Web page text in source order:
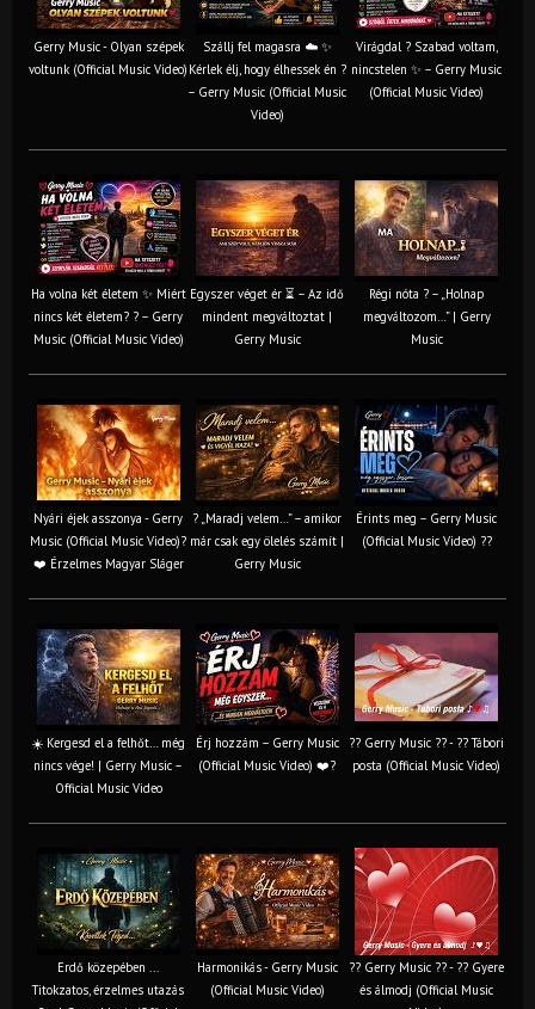
Gerry Music - Olyan szépek
voltunk (Official Music Video)
Szállj fel magasra ☁️ ✨
Kérlek élj, hogy élhessek én ?
– Gerry Music (Official Music
Video)
Virágdal ? Szabad voltam,
nincstelen ✨ – Gerry Music
(Official Music Video)
Ha volna két életem ✨ Miért
nincs két életem? ? – Gerry
Music (Official Music Video)
Egyszer véget ér ⏳ – Az idő
mindent megváltoztat |
Gerry Music
Régi nóta ? – „Holnap
megváltozom…” | Gerry
Music
Nyári éjek asszonya - Gerry
Music (Official Music Video)?
❤️ Érzelmes Magyar Sláger
? „Maradj velem…” – amikor
már csak egy ölelés számít |
Gerry Music
Érints meg – Gerry Music
(Official Music Video) ??
☀️ Kergesd el a felhőt… még
nincs vége! | Gerry Music –
Official Music Video
Érj hozzám – Gerry Music
(Official Music Video) ❤️?
?? Gerry Music ?? - ?? Tábori
posta (Official Music Video)
Erdő közepében ...
Titokzatos, érzelmes utazás
Harmonikás - Gerry Music
(Official Music Video)
?? Gerry Music ?? - ?? Gyere
és álmodj (Official Music